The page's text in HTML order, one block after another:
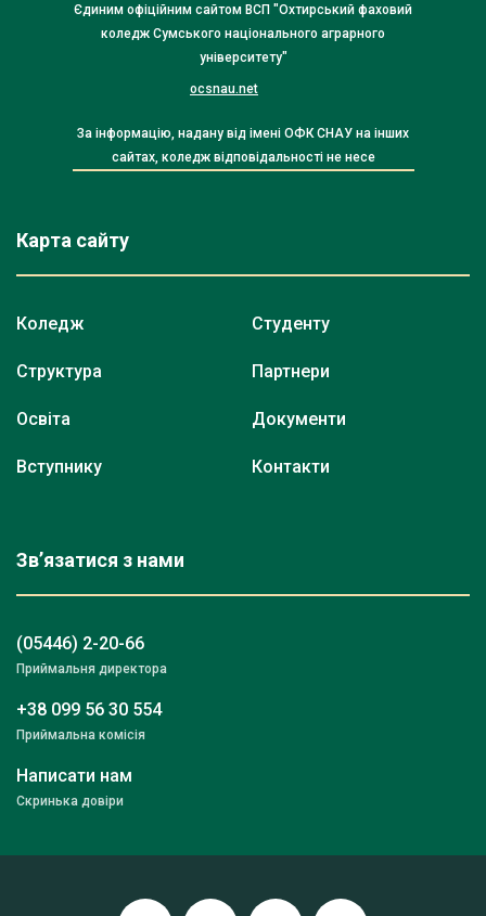
Єдиним офіційним сайтом ВСП "Охтирський фаховий
коледж Сумського національного аграрного
університету"
ocsnau.net
За інформацію, надану від імені ОФК СНАУ на інших
сайтах, коледж відповідальності не несе
Карта сайту
Коледж
Структура
Освіта
Вступнику
Студенту
Партнери
Документи
Контакти
Зв’язатися з нами
(05446) 2-20-66
Приймальня директора
+38 099 56 30 554
Приймальна комісія
Написати нам
Скринька довіри